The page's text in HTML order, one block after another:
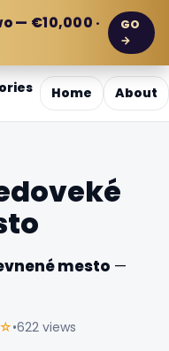
— €10,000 ·
GO
→
Home About
mesto —
•622 views